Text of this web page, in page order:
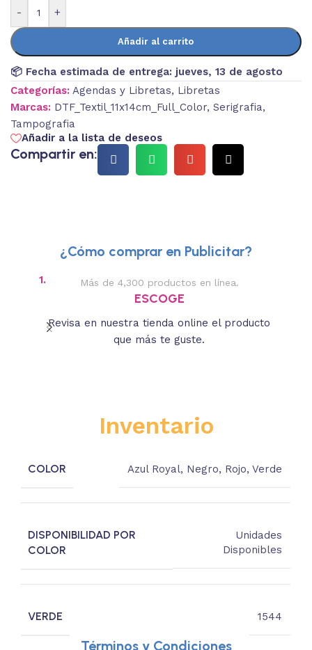
- +
Añadir al carrito
📦 Fecha estimada de entrega: jueves, 13 de agosto
Categorías: Agendas y Libretas, Libretas
Marcas: DTF_Textil_11x14cm_Full_Color, Serigrafia,
Tampografia
Añadir a la lista de deseos
Compartir en:
¿Cómo comprar en Publicitar?
1. Más de 4,300 productos en línea.
ESCOGE
Revisa en nuestra tienda online el producto
que más te guste.
Inventario
COLOR Azul Royal, Negro, Rojo,Verde
DISPONIBILIDAD POR
COLOR
Unidades
Disponibles
VERDE 1544
Términos y Condiciones